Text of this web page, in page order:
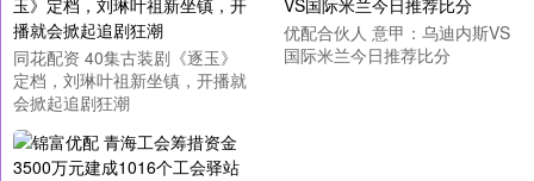
同花配资 40集古装剧《逐玉》
定档，刘琳叶祖新坐镇，开播就
会掀起追剧狂潮
优配合伙人 意甲：乌迪内斯VS
国际米兰今日推荐比分